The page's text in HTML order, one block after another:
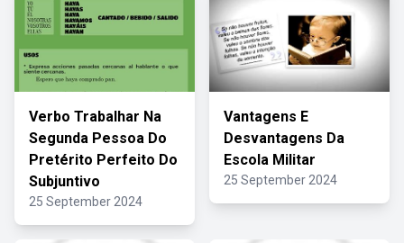
Verbo Trabalhar Na
Segunda Pessoa Do
Pretérito Perfeito Do
Subjuntivo
25 September 2024
Vantagens E
Desvantagens Da
Escola Militar
25 September 2024